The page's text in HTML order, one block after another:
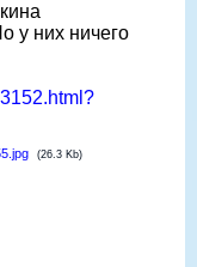
у них ничего
(26.3 Kb)